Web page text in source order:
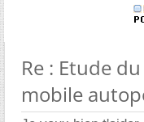
Re : Etude
mobile